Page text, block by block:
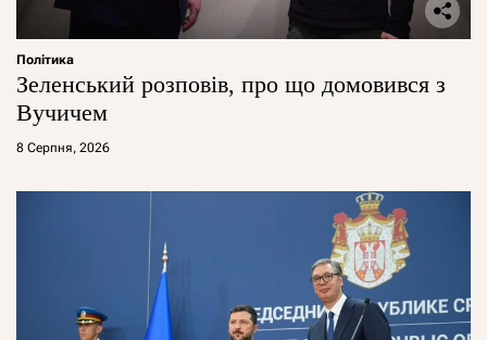
Політика
Зеленський розповів, про що домовився з
Вучичем
8 Серпня, 2026